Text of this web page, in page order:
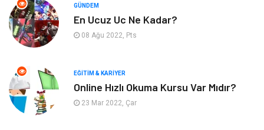
Organizasyon Plastik
Emlak
Finans & Ekonomi
Endüstriyel Ürünler
GÜNDEM
En Ucuz Uc Ne Kadar?
08 Ağu 2022, Pts
EĞITIM & KARIYER
Online Hızlı Okuma Kursu Var Mıdır?
23 Mar 2022, Çar